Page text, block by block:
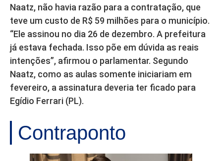
Naatz, não havia razão para a contratação, que
teve um custo de R$ 59 milhões para o município.
“Ele assinou no dia 26 de dezembro. A prefeitura
já estava fechada. Isso põe em dúvida as reais
intenções”, afirmou o parlamentar. Segundo
Naatz, como as aulas somente iniciariam em
fevereiro, a assinatura deveria ter ficado para
Egídio Ferrari (PL).
Contraponto